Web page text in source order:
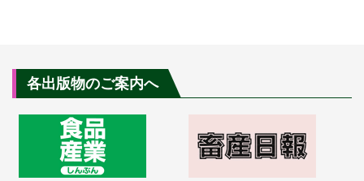
各出版物のご案内へ